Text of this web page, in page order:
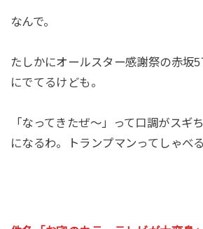
なんで。
たしかにオールスター感謝祭の赤坂
にでてるけども。
「なってきたぜ～」って口調がスギ
になるわ。トランプマンってしゃべ